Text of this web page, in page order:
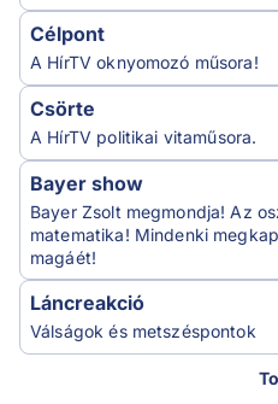
Célpont
A HírTV oknyomozó műsora!
Csörte
A HírTV politikai vitaműsora.
Bayer show
Bayer Zsolt megmondja! Az
matematika! Mindenki
magáét!
Láncreakció
Válságok és metszéspontok